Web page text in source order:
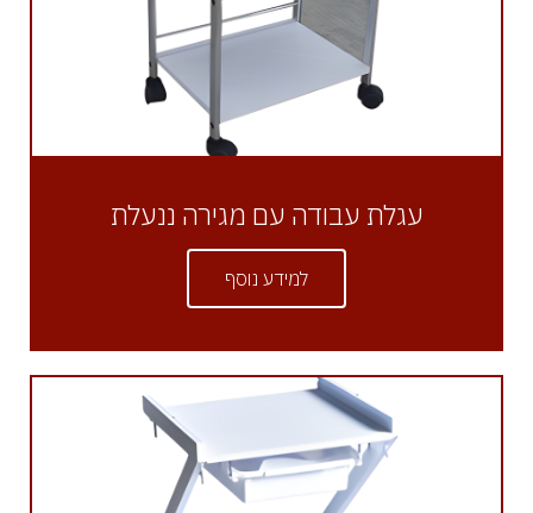
עגלת עבודה עם מגירה ננעלת
למידע נוסף